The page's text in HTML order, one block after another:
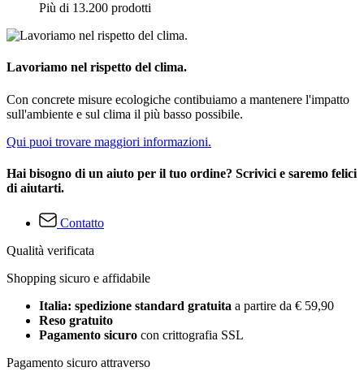
Più di 13.200 prodotti
Lavoriamo nel rispetto del clima.
Con concrete misure ecologiche contibuiamo a mantenere l'impatto
sull'ambiente e sul clima il più basso possibile.
Qui puoi trovare maggiori informazioni.
Hai bisogno di un aiuto per il tuo ordine? Scrivici e saremo felici
di aiutarti.
Contatto
Qualità verificata
Shopping sicuro e affidabile
Italia: spedizione standard gratuita a partire da € 59,90
Reso gratuito
Pagamento sicuro con crittografia SSL
Pagamento sicuro attraverso